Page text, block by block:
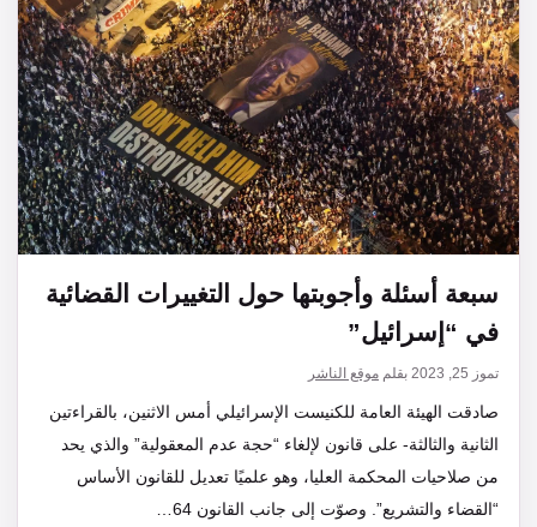
سبعة أسئلة وأجوبتها حول التغييرات القضائية
في “إسرائيل”
تموز 25, 2023 بقلم موقع الناشر
صادقت الهيئة العامة للكنيست الإسرائيلي أمس الاثنين، بالقراءتين
الثانية والثالثة- على قانون لإلغاء “حجة عدم المعقولية” والذي يحد
من صلاحيات المحكمة العليا، وهو علميًا تعديل للقانون الأساس
“القضاء والتشريع”. وصوّت إلى جانب القانون 64…